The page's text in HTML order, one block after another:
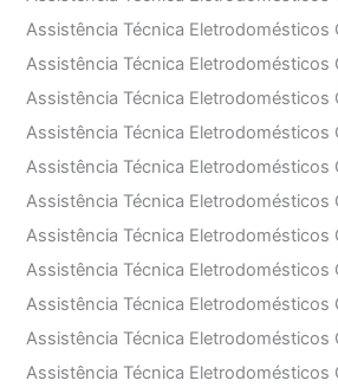
Assistência Técnica Eletrodomésticos
Assistência Técnica Eletrodomésticos
Assistência Técnica Eletrodomésticos
Assistência Técnica Eletrodomésticos
Assistência Técnica Eletrodomésticos
Assistência Técnica Eletrodomésticos
Assistência Técnica Eletrodomésticos
Assistência Técnica Eletrodomésticos
Assistência Técnica Eletrodomésticos
Assistência Técnica Eletrodomésticos
Assistência Técnica Eletrodomésticos